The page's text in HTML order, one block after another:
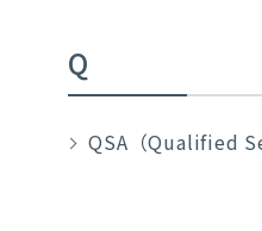
Q
QSA（Qualified